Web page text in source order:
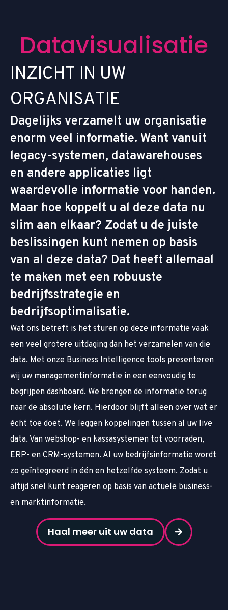
Datavisualisatie
INZICHT IN UW
ORGANISATIE
Dagelijks verzamelt uw organisatie
enorm veel informatie. Want vanuit
legacy-systemen, datawarehouses
en andere applicaties ligt
waardevolle informatie voor handen.
Maar hoe koppelt u al deze data nu
slim aan elkaar? Zodat u de juiste
beslissingen kunt nemen op basis
van al deze data? Dat heeft allemaal
te maken met een robuuste
bedrijfsstrategie en
bedrijfsoptimalisatie.
Wat ons betreft is het sturen op deze informatie vaak
een veel grotere uitdaging dan het verzamelen van die
data. Met onze Business Intelligence tools presenteren
wij uw managementinformatie in een eenvoudig te
begrijpen dashboard. We brengen de informatie terug
naar de absolute kern. Hierdoor blijft alleen over wat er
écht toe doet. We leggen koppelingen tussen al uw live
data. Van webshop- en kassasystemen tot voorraden,
ERP- en CRM-systemen. Al uw bedrijfsinformatie wordt
zo geïntegreerd in één en hetzelfde systeem. Zodat u
altijd snel kunt reageren op basis van actuele business-
en marktinformatie.
Haal meer uit uw data